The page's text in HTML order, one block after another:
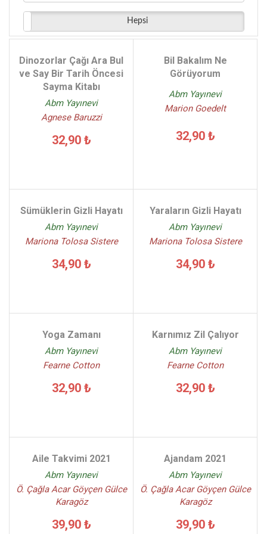
Charles Gilman - (2)
Savaş Ünlü - (2)
Sophie De Mullenheim - (2)
Nihat Kınıkloğlu - (2)
Hepsi
Dinozorlar Çağı Ara Bul
ve Say Bir Tarih Öncesi
Sayma Kitabı
Abm Yayınevi
Agnese Baruzzi
32,90 ₺
Bil Bakalım Ne
Görüyorum
Abm Yayınevi
Marion Goedelt
32,90 ₺
Sümüklerin Gizli Hayatı
Abm Yayınevi
Mariona Tolosa Sistere
34,90 ₺
Yaraların Gizli Hayatı
Abm Yayınevi
Mariona Tolosa Sistere
34,90 ₺
Yoga Zamanı
Abm Yayınevi
Fearne Cotton
32,90 ₺
Karnımız Zil Çalıyor
Abm Yayınevi
Fearne Cotton
32,90 ₺
Aile Takvimi 2021
Abm Yayınevi
Ö. Çağla Acar Göyçen Gülce
Karagöz
39,90 ₺
Ajandam 2021
Abm Yayınevi
Ö. Çağla Acar Göyçen Gülce
Karagöz
39,90 ₺